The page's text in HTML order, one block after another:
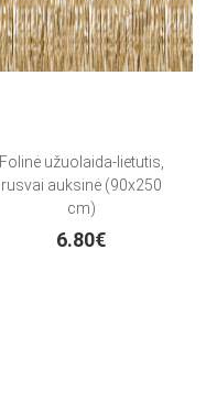
Folinė užuolaida-lietutis,
rusvai auksinė (90x250
cm)
6.80€